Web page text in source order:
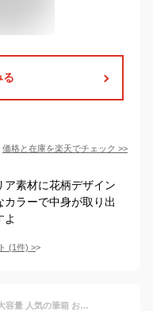
る
価格と在庫を楽天でチェック >>
ア素材に花柄デザイン
ラーで中身が取り出
よ
(1件) >
Nannlia ペンケース おしゃれ 韓国 大容量 人気の筆箱 おしゃれ シンプル ふでばこ 中学生 高校生 大学生 男の子 女の子 (ベージュ)